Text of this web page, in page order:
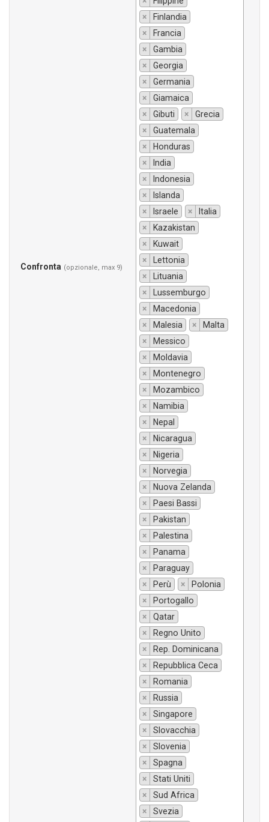
Confronta (opzionale, max 9)
×
Finlandia
×
Francia
×
Gambia
×
Georgia
×
Germania
×
Giamaica
×
Gibuti ×
Grecia
×
Guatemala
×
Honduras
×
India
×
Indonesia
×
Islanda
×
Israele ×
Italia
×
Kazakistan
×
Kuwait
×
Lettonia
×
Lituania
×
Lussemburgo
×
Macedonia
×
Malesia ×
Malta
×
Messico
×
Moldavia
×
Montenegro
×
Mozambico
×
Namibia
×
Nepal
×
Nicaragua
×
Nigeria
×
Norvegia
×
Nuova Zelanda
×
Paesi Bassi
×
Pakistan
×
Palestina
×
Panama
×
Paraguay
×
Perù ×
Polonia
×
Portogallo
×
Qatar
×
Regno Unito
×
Rep. Dominicana
×
Repubblica Ceca
×
Romania
×
Russia
×
Singapore
×
Slovacchia
×
Slovenia
×
Spagna
×
Stati Uniti
×
Sud Africa
×
Svezia